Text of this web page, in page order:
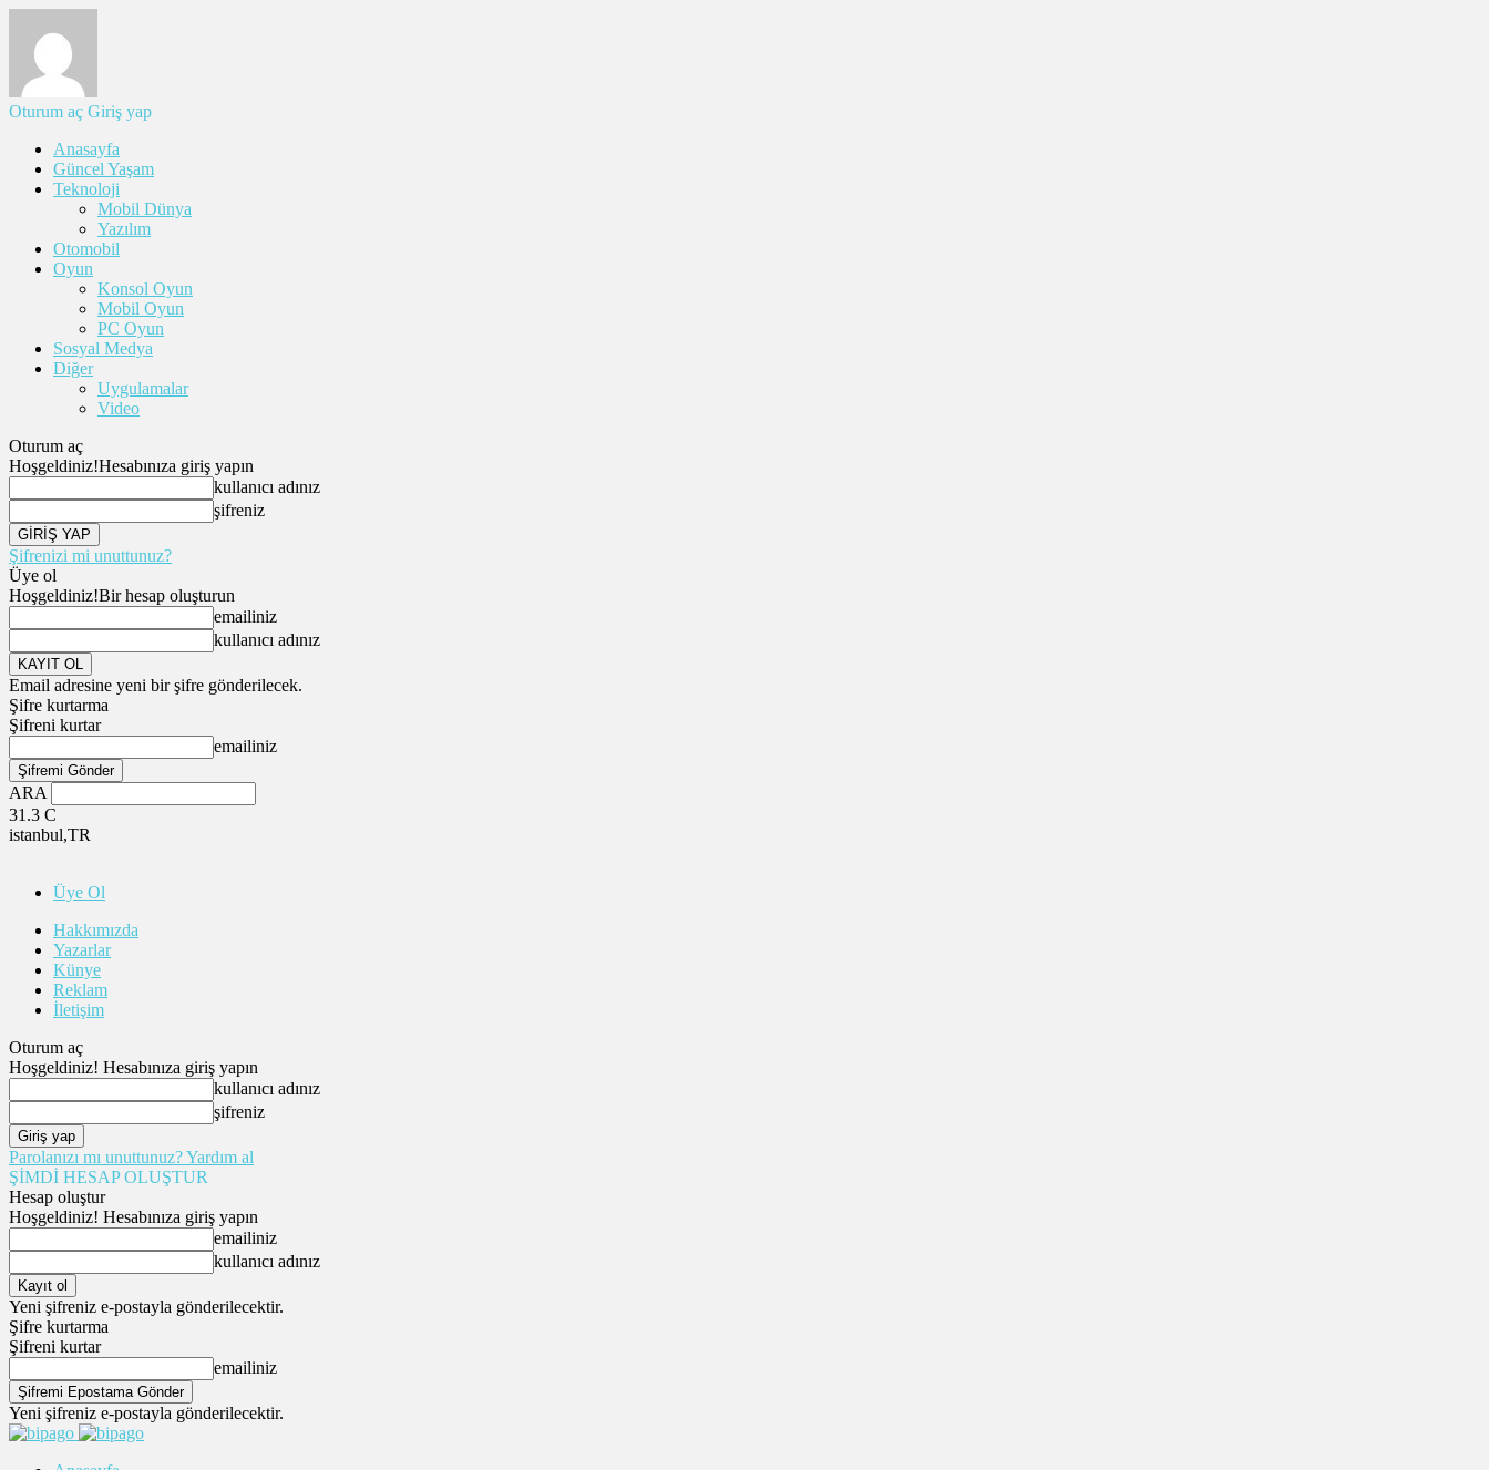
Oturum aç Giriş yap
Anasayfa
Güncel Yaşam
Teknoloji
Mobil Dünya
Yazılım
Otomobil
Oyun
Konsol Oyun
Mobil Oyun
PC Oyun
Sosyal Medya
Diğer
Uygulamalar
Video
Oturum aç
Hoşgeldiniz!Hesabınıza giriş yapın
kullanıcı adınız
şifreniz
Şifrenizi mi unuttunuz?
Üye ol
Hoşgeldiniz!Bir hesap oluşturun
emailiniz
kullanıcı adınız
Email adresine yeni bir şifre gönderilecek.
Şifre kurtarma
Şifreni kurtar
emailiniz
ARA
31.3 C
istanbul,TR
Üye Ol
Hakkımızda
Yazarlar
Künye
Reklam
İletişim
Oturum aç
Hoşgeldiniz! Hesabınıza giriş yapın
kullanıcı adınız
şifreniz
Parolanızı mı unuttunuz? Yardım al
ŞİMDİ HESAP OLUŞTUR
Hesap oluştur
Hoşgeldiniz! Hesabınıza giriş yapın
emailiniz
kullanıcı adınız
Yeni şifreniz e-postayla gönderilecektir.
Şifre kurtarma
Şifreni kurtar
emailiniz
Yeni şifreniz e-postayla gönderilecektir.